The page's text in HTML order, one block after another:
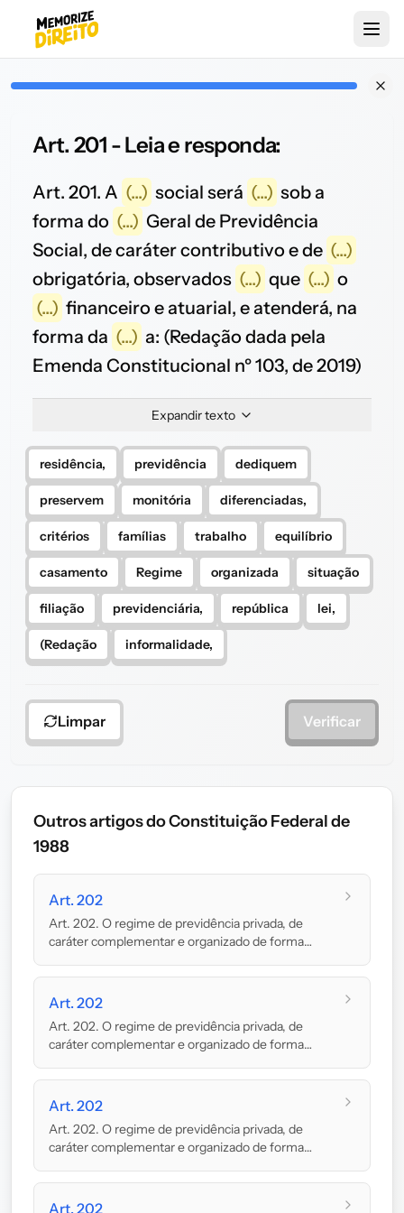
Art. 201 - Leia e responda:
Art. 201. A (...) social será (...) sob a
forma do (...) Geral de Previdência
Social, de caráter contributivo e de (...)
obrigatória, observados (...) que (...) o
(...) financeiro e atuarial, e atenderá, na
forma da (...) a: (Redação dada pela
Emenda Constitucional nº 103, de 2019)
Expandir texto
residência, previdência dediquem
preservem monitória diferenciadas,
critérios famílias trabalho equilíbrio
casamento Regime organizada situação
filiação previdenciária, república lei,
(Redação informalidade,
Limpar Verificar
Outros artigos do Constituição Federal de
1988
Art. 202
Art. 202. O regime de previdência privada, de
caráter complementar e organizado de forma
Art. 202
Art. 202. O regime de previdência privada, de
caráter complementar e organizado de forma
Art. 202
Art. 202. O regime de previdência privada, de
caráter complementar e organizado de forma
Art. 202